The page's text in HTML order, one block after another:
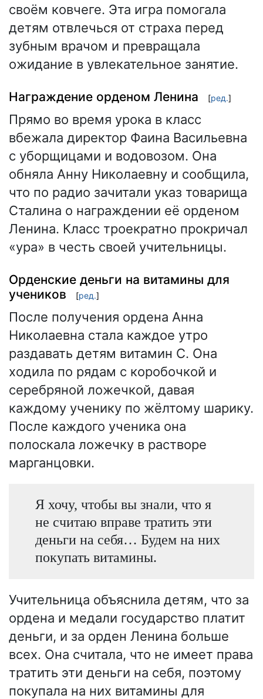
своём ковчеге. Эта игра помогала
детям отвлечься от страха перед
зубным врачом и превращала
ожидание в увлекательное занятие.
Награждение орденом Ленина [ред.]
Прямо во время урока в класс
вбежала директор Фаина Васильевна
с уборщицами и водовозом. Она
обняла Анну Николаевну и сообщила,
что по радио зачитали указ товарища
Сталина о награждении её орденом
Ленина. Класс троекратно прокричал
«ура» в честь своей учительницы.
Орденские деньги на витамины для
учеников
[ред.]
После получения ордена Анна
Николаевна стала каждое утро
раздавать детям витамин С. Она
ходила по рядам с коробочкой и
серебряной ложечкой, давая
каждому ученику по жёлтому шарику.
После каждого ученика она
полоскала ложечку в растворе
марганцовки.
Я хочу, чтобы вы знали, что я
не считаю вправе тратить эти
деньги на себя… Будем на них
покупать витамины.
Учительница объяснила детям, что за
ордена и медали государство платит
деньги, и за орден Ленина больше
всех. Она считала, что не имеет права
тратить эти деньги на себя, поэтому
покупала на них витамины для